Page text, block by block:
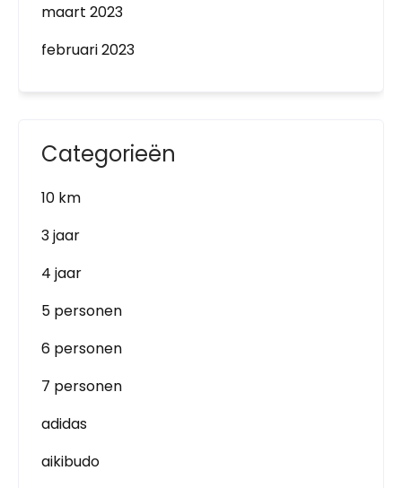
maart 2023
februari 2023
Categorieën
10 km
3 jaar
4 jaar
5 personen
6 personen
7 personen
adidas
aikibudo